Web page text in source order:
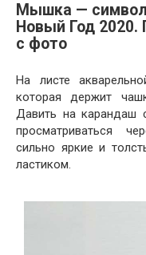
Мышка —
Новый Год
с фото
На листе
которая держит
Давить на карандаш
просматриваться
сильно яркие и
ластиком.